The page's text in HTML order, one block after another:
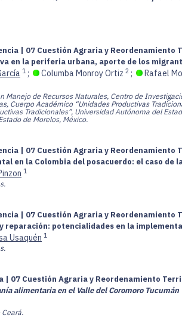
| 07 Cuestión Agraria y Reordenamiento
en la periferia urbana, aporte de los
1 ; Columba Monroy Ortiz 2 ; Rafael
Manejo de Recursos Naturales, Centro de
Cuerpo Académico “Unidades Productivas
Tradicionales”, Universidad Autónoma del
de Morelos, México.
| 07 Cuestión Agraria y Reordenamiento
en la Colombia del posacuerdo: el caso
1
| 07 Cuestión Agraria y Reordenamiento
reparación: potencialidades en la
Usaquén 1
| 07 Cuestión Agraria y Reordenamiento
alimentaria en el Valle del Coromoro Tucumán